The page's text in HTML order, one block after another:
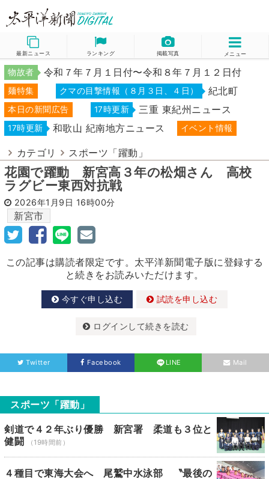
最新ニュース ランキング 掲載写真 メニュー
物故者 令和７年７月１日付〜令和８年７月１２日付
麺特集 クマの目撃情報（８月３日、４日） 紀北町
本日の新聞広告 17時更新 三重 東紀州ニュース
17時更新 和歌山 紀南地方ニュース イベント情報
カテゴリ スポーツ「躍動」
花園で躍動 新宮高３年の松畑さん 高校
ラグビー東西対抗戦
2026年1月9日 16時00分
新宮市
この記事は購読者限定です。太平洋新聞電子版に登録する
と続きをお読みいただけます。
今すぐ申し込む 試読を申し込む
ログインして続きを読む
Twitter Facebook LINE Mail
スポーツ「躍動」
剣道で４２年ぶり優勝 新宮署 柔道も３位と
健闘
（19時間前）
４種目で東海大会へ 尾鷲中水泳部 〝最後の